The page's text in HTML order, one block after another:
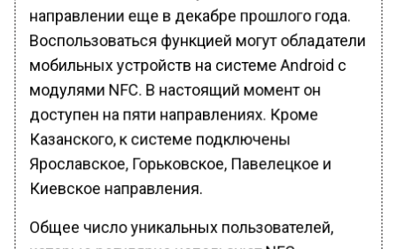
направлении еще в декабре прошлого года.
Воспользоваться функцией могут обладатели
мобильных устройств на системе Android с
модулями NFC. В настоящий момент он
доступен на пяти направлениях. Кроме
Казанского, к системе подключены
Ярославское, Горьковское, Павелецкое и
Киевское направления.
Общее число уникальных пользователей,